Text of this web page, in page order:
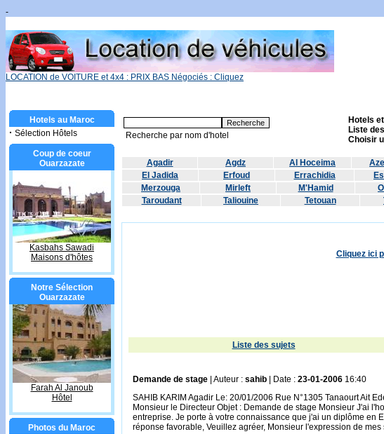
-
LOCATION de VOITURE et 4x4 : PRIX BAS Négociés : Cliquez
Hotels au Maroc
· Sélection Hôtels
Coup de coeur
Ouarzazate
Kasbahs Sawadi
Maisons d'hôtes
Notre Sélection
Ouarzazate
Farah Al Janoub
Hôtel
Photos du Maroc
Recherche par nom d'hotel
Hotels
Liste
Choisir
Agadir Agdz Al Hoceima
El Jadida
Erfoud Errachidia
Merzouga
Mirleft M'Hamid
Taroudant
Taliouine Tetouan
Cliquez ici
Liste des sujets
Demande de stage | Auteur : sahib | Date : 23-01-2006 16:40
SAHIB KARIM Agadir Le: 20/01/2006 Rue N°1305 Tanaourt Ait
Monsieur le Directeur Objet : Demande de stage Monsieur J'ai
entreprise. Je porte à votre connaissance que j'ai un diplôme en
réponse favorable, Veuillez agréer, Monsieur l'expression de